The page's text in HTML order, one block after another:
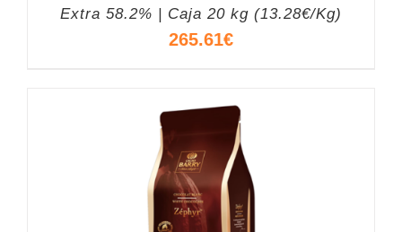
Extra 58.2% | Caja 20 kg (13.28€/Kg)
265.61€